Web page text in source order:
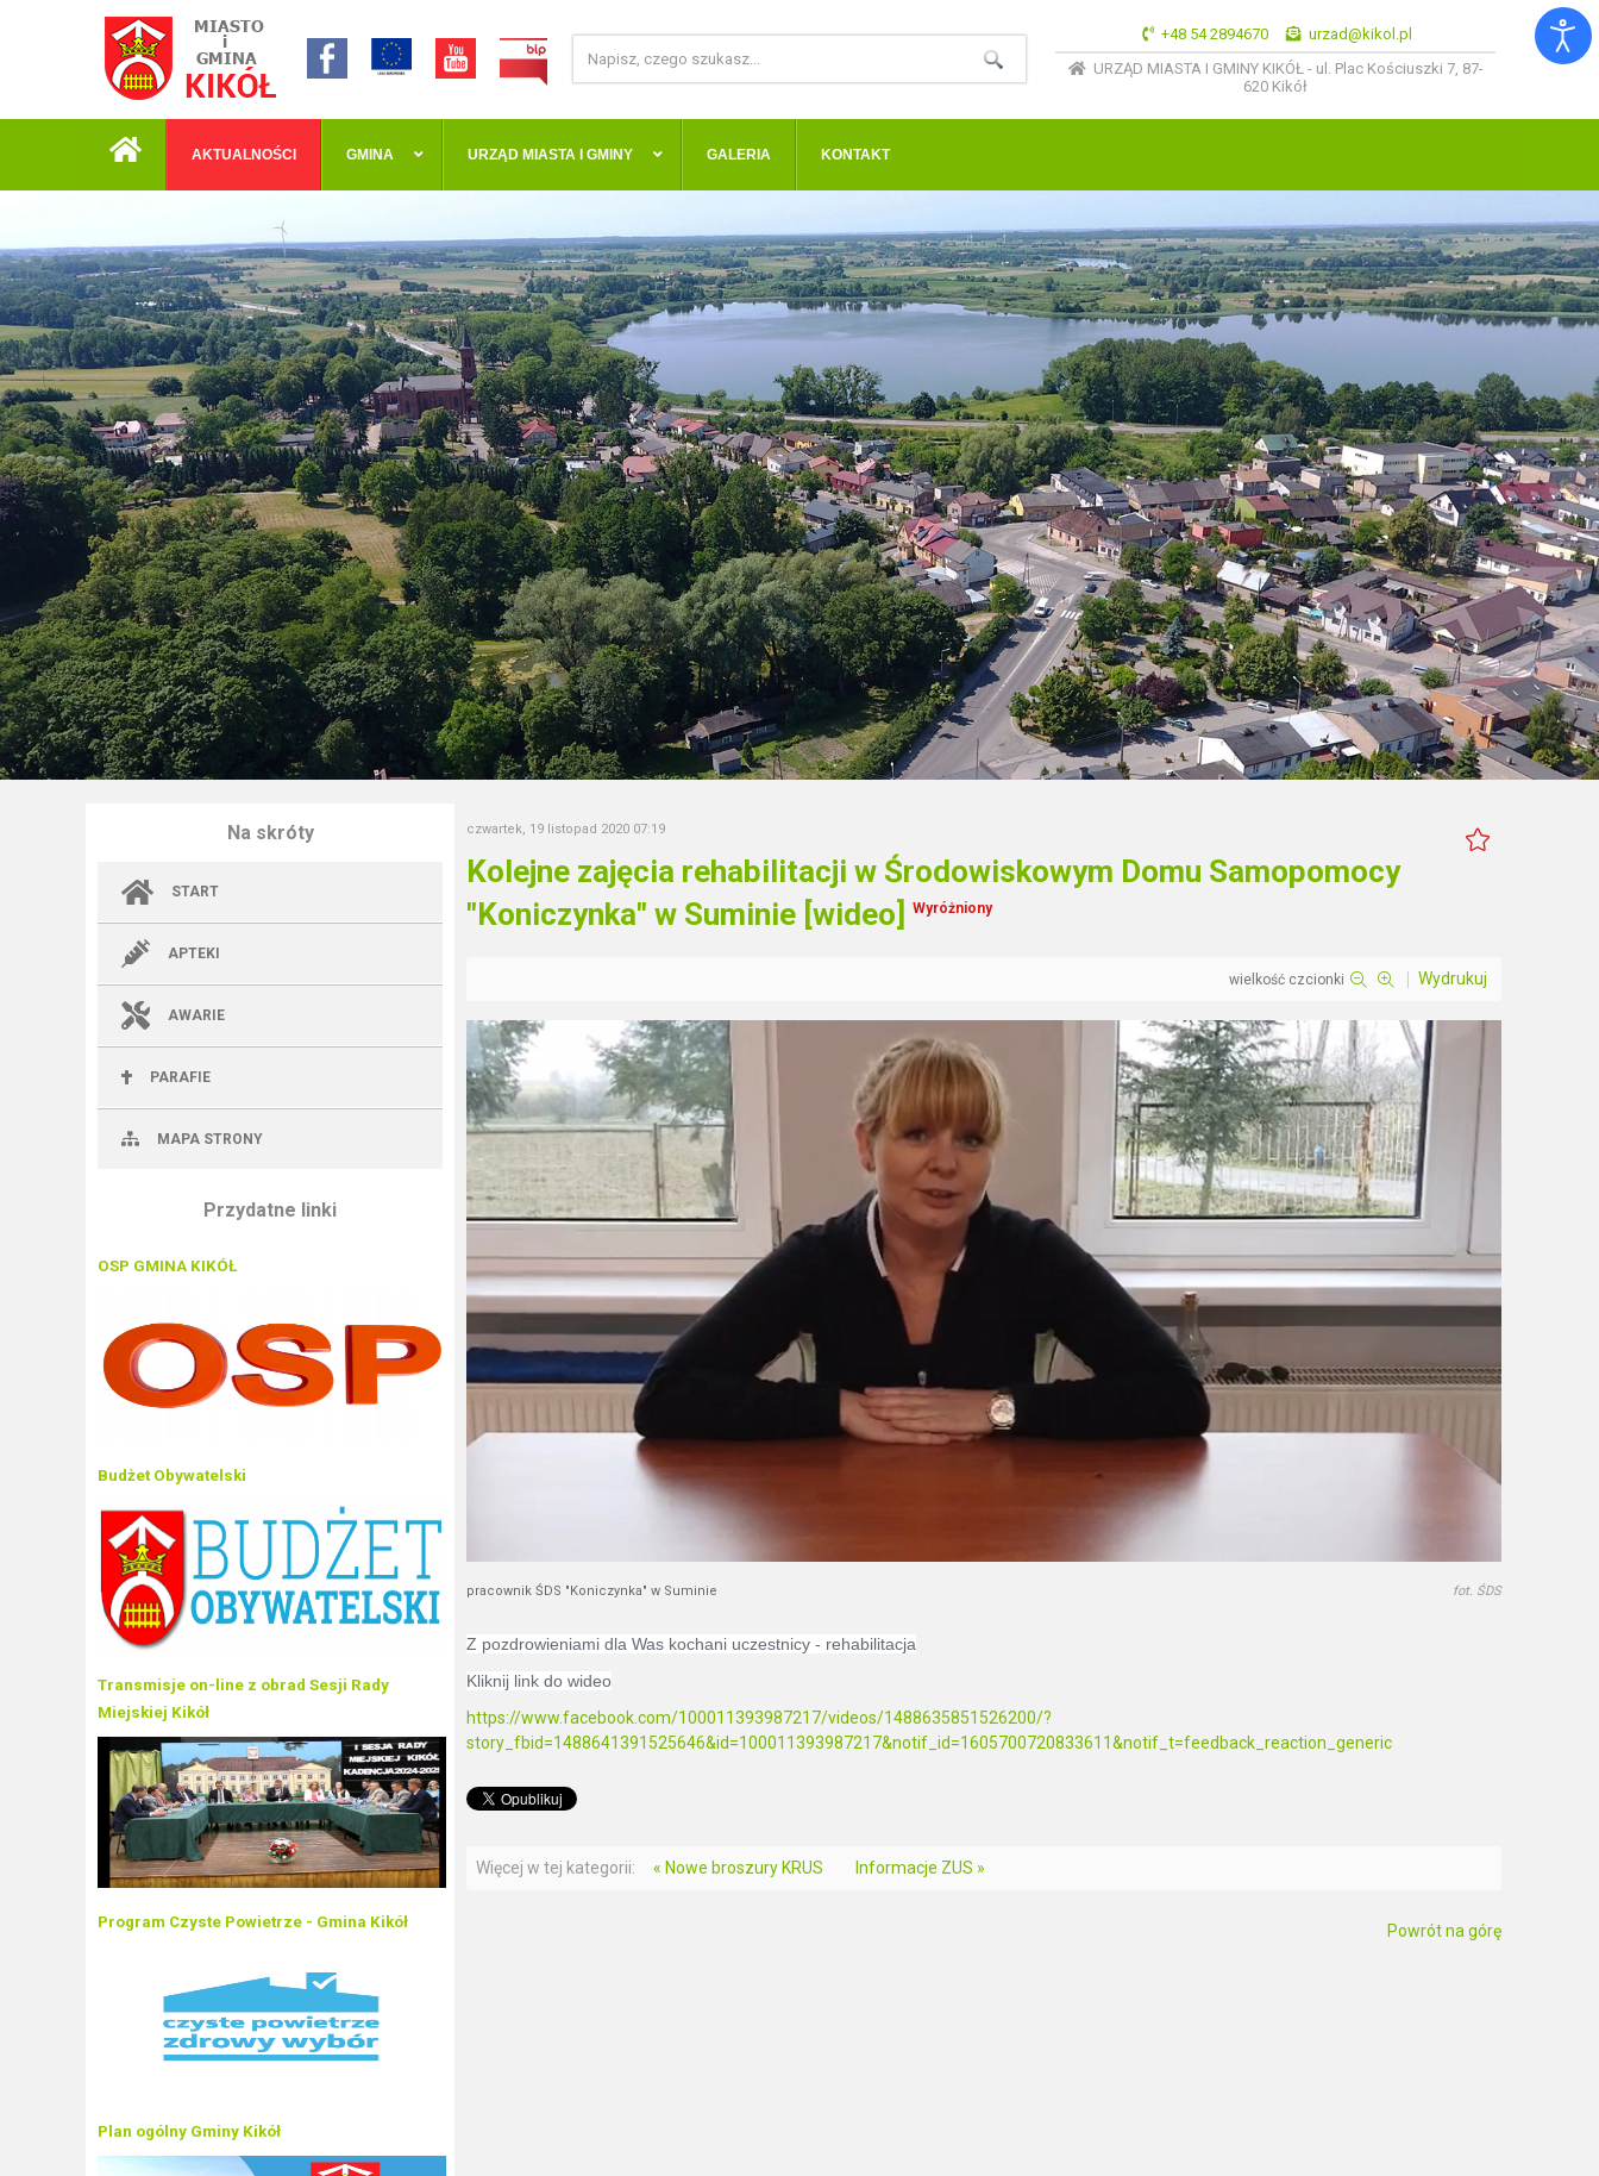
+48 54 2894670
urzad@kikol.pl
URZĄD MIASTA I GMINY KIKÓŁ - ul. Plac Kościuszki 7, 87-
620 Kikół
AKTUALNOŚCI GMINA URZĄD MIASTA I GMINY GALERIA KONTAKT
Na skróty
START
APTEKI
AWARIE
PARAFIE
MAPA STRONY
Przydatne linki
OSP GMINA KIKÓŁ
Budżet Obywatelski
Transmisje on-line z obrad Sesji Rady
Miejskiej Kikół
Program Czyste Powietrze - Gmina Kikół
Plan ogólny Gminy Kikół
czwartek, 19 listopad 2020 07:19
Kolejne zajęcia rehabilitacji w Środowiskowym Domu Samopomocy
"Koniczynka" w Suminie [wideo]
Wyróżniony
wielkość czcionki Wydrukuj
pracownik ŚDS "Koniczynka" w Suminie fot. ŚDS
Z pozdrowieniami dla Was kochani uczestnicy - rehabilitacja
Kliknij link do wideo
https://www.facebook.com/100011393987217/videos/1488635851526200/?
story_fbid=1488641391525646&id=100011393987217&notif_id=1605700720833611&notif_t=feedback_reaction_generic
Więcej w tej kategorii: « Nowe broszury KRUS Informacje ZUS »
Powrót na górę